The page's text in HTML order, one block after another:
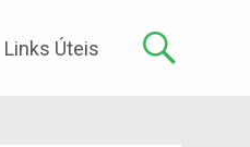
Links Úteis